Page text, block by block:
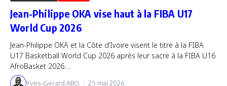
Jean-Philippe OKA vise haut à la FIBA U17
World Cup 2026
Jean-Philippe OKA et la Côte d’Ivoire visent le titre à la FIBA
U17 Basketball World Cup 2026 après leur sacre à la FIBA U16
AfroBasket 2026....
Yves-Gerard ABO 25 mai 2026